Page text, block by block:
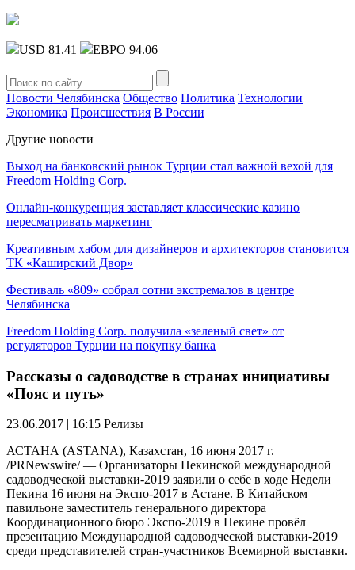
USD 81.41 ЕВРО 94.06
Новости Челябинска Общество Политика Технологии
Экономика Происшествия В России
Другие новости
Выход на банковский рынок Турции стал важной вехой для
Freedom Holding Corp.
Онлайн-конкуренция заставляет классические казино
пересматривать маркетинг
Креативным хабом для дизайнеров и архитекторов становится
ТК «Каширский Двор»
Фестиваль «809» собрал сотни экстремалов в центре
Челябинска
Freedom Holding Corp. получила «зеленый свет» от
регуляторов Турции на покупку банка
Рассказы о садоводстве в странах инициативы
«Пояс и путь»
23.06.2017 | 16:15 Релизы
АСТАНА (ASTANA), Казахстан, 16 июня 2017 г.
/PRNewswire/ — Организаторы Пекинской международной
садоводческой выставки-2019 заявили о себе в ходе Недели
Пекина 16 июня на Экспо-2017 в Астане. В Китайском
павильоне заместитель генерального директора
Координационного бюро Экспо-2019 в Пекине провёл
презентацию Международной садоводческой выставки-2019
среди представителей стран-участников Всемирной выставки.